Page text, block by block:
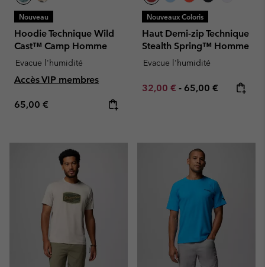
Nouveau
Hoodie Technique Wild
Cast™ Camp Homme
Evacue l'humidité
Accès VIP membres
Regular price:
65,00 €
Nouveaux Coloris
Haut Demi-zip Technique
Stealth Spring™ Homme
Evacue l'humidité
Minimum sale price:
32,00 € - Maximum price:
65,00 €